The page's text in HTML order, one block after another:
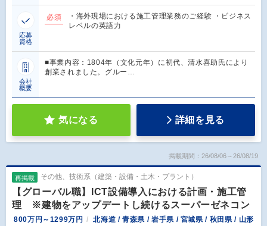
応募
資格
必須
・海外現場における施工管理業務のご経験 ・ビジネス
レベルの英語力
会社
概要
■事業内容：1804年（文化元年）に初代、清水喜助氏により
創業されました。グルー…
気になる 詳細を見る
掲載期間：26/08/06～26/08/19
再掲載 その他、技術系（建築・設備・土木・プラント）
【グローバル職】ICT設備導入における計画・施工管
理 ※建物をアップデートし続けるスーパーゼネコン
800万円～1299万円
北海道 / 青森県 / 岩手県 / 宮城県 / 秋田県 / 山形